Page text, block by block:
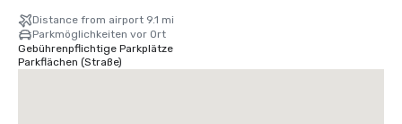
Distance from airport 9.1 mi
Parkmöglichkeiten vor Ort
Gebührenpflichtige Parkplätze
Parkflächen (Straße)